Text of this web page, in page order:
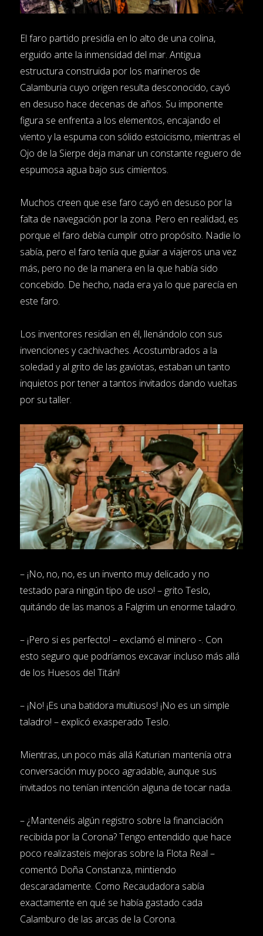
El faro partido presidía en lo alto de una colina,
erguido ante la inmensidad del mar. Antigua
estructura construida por los marineros de
Calamburia cuyo origen resulta desconocido, cayó
en desuso hace decenas de años. Su imponente
figura se enfrenta a los elementos, encajando el
viento y la espuma con sólido estoicismo, mientras el
Ojo de la Sierpe deja manar un constante reguero de
espumosa agua bajo sus cimientos.
Muchos creen que ese faro cayó en desuso por la
falta de navegación por la zona. Pero en realidad, es
porque el faro debía cumplir otro propósito. Nadie lo
sabía, pero el faro tenía que guiar a viajeros una vez
más, pero no de la manera en la que había sido
concebido. De hecho, nada era ya lo que parecía en
este faro.
Los inventores residían en él, llenándolo con sus
invenciones y cachivaches. Acostumbrados a la
soledad y al grito de las gaviotas, estaban un tanto
inquietos por tener a tantos invitados dando vueltas
por su taller.
– ¡No, no, no, es un invento muy delicado y no
testado para ningún tipo de uso! – grito Teslo,
quitándo de las manos a Falgrim un enorme taladro.
– ¡Pero si es perfecto! – exclamó el minero -. Con
esto seguro que podríamos excavar incluso más allá
de los Huesos del Titán!
– ¡No! ¡Es una batidora multiusos! ¡No es un simple
taladro! – explicó exasperado Teslo.
Mientras, un poco más allá Katurian mantenía otra
conversación muy poco agradable, aunque sus
invitados no tenían intención alguna de tocar nada.
– ¿Mantenéis algún registro sobre la financiación
recibida por la Corona? Tengo entendido que hace
poco realizasteis mejoras sobre la Flota Real –
comentó Doña Constanza, mintiendo
descaradamente. Como Recaudadora sabía
exactamente en qué se había gastado cada
Calamburo de las arcas de la Corona.